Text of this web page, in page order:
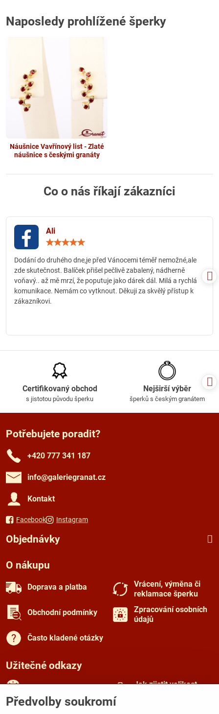
Naposledy prohlížené šperky
Náušnice Vavřínový list - Zlaté
náušnice s českými granáty
Co o nás říkají zákazníci
Ali
5
Dodání do druhého dne,je před Vánocemi téměř nemožné,ale
zde skutečnost. Balíček přišel pečlivě zabalený, nádherně
voňavý.. až mě mrzí, že poputuje jako dárek dál. Milá a rychlá
komunikace. Nemám co vytknout. Děkuji za skvělý přístup k
zákazníkovi.
Certifikovaný obchod
s jistotou původu šperku
Nejširší výběr
šperků s českým granátem
Potřebujete poradit?
+420 777 341 187
info​@galeriegranat​.cz
Kontakt
Facebook Instagram
Objednávky
O nákupu
Doprava a platba
Vrácení, výměna či
reklamace šperku
Obchodní podmínky
Zpracování osobních
údajů
Často kladené otázky
Užitečné odkazy
Jak zjistit velikost
Předvolby soukromí